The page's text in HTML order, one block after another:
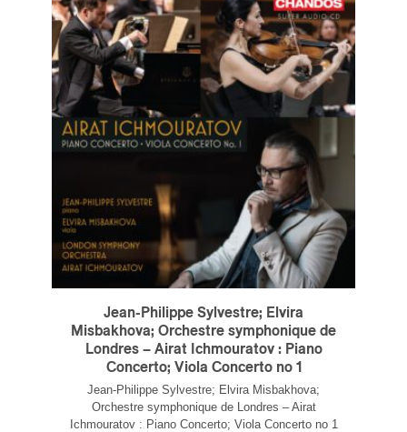
Jean-Philippe Sylvestre; Elvira
Misbakhova; Orchestre symphonique de
Londres – Airat Ichmouratov : Piano
Concerto; Viola Concerto no 1
Jean-Philippe Sylvestre; Elvira Misbakhova;
Orchestre symphonique de Londres – Airat
Ichmouratov : Piano Concerto; Viola Concerto no 1